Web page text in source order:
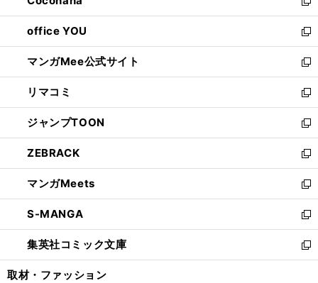
開
く
ウ
で
開
く
い
ウ
ィ
ン
ド
ウ
で
開
く
新
し
い
ウ
ィ
ン
ド
ウ
で
開
く
office YOU
新
し
い
ウ
ィ
ン
ド
ウ
で
開
く
マンガMee公式サイト
新
し
い
ウ
ィ
ン
ド
ウ
で
開
く
リマコミ
新
し
い
ウ
ィ
ン
ド
ウ
で
開
く
ジャンプTOON
新
し
い
ウ
ィ
ン
ド
ウ
で
開
ZEBRACK
新
し
い
ウ
ィ
ン
ド
ウ
マンガMeets
新
し
い
ウ
ィ
ン
S-MANGA
新
し
い
ウ
集英社コミック文庫
新
し
取材・ファッション